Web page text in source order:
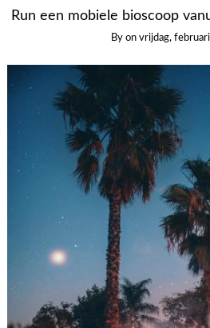
Run een mobiele bioscoop
By on vrijdag,